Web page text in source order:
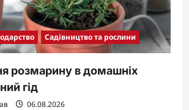
Садівництво та рослини
розмарину в домашніх
гід
06.08.2026